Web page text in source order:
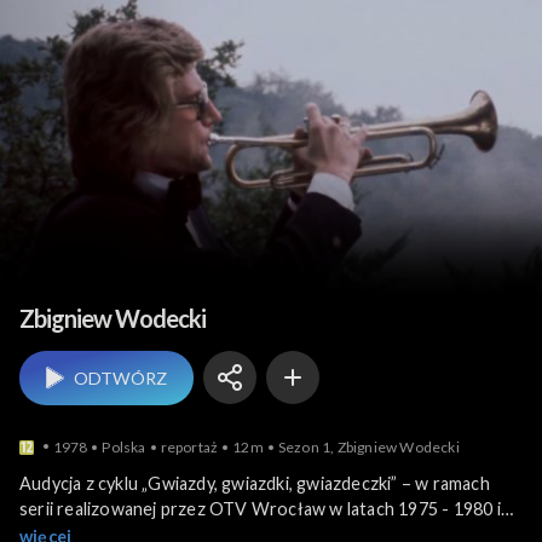
Zbigniew Wodecki
ODTWÓRZ
1978 Polska reportaż 12m Sezon 1, Zbigniew Wodecki
Audycja z cyklu „Gwiazdy, gwiazdki, gwiazdeczki” – w ramach
serii realizowanej przez OTV Wrocław w latach 1975 - 1980 i
1984 – 1986. Do wrocławskiej telewizji zapraszano polskich i
więcej